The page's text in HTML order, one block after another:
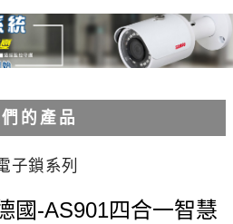
的產品
子鎖系列
國-AS901四合一智慧